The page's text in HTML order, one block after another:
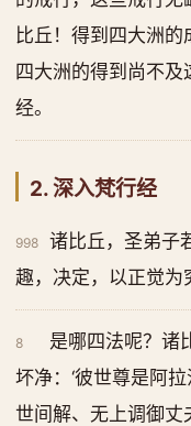
比丘！得到四大洲的
四大洲的得到尚不及
经。
2. 深入梵行经
998
诸比丘，圣弟子
趣，决定，以正觉为
8
是哪四法呢？诸
坏净：‘彼世尊是阿
世间解、无上调御丈